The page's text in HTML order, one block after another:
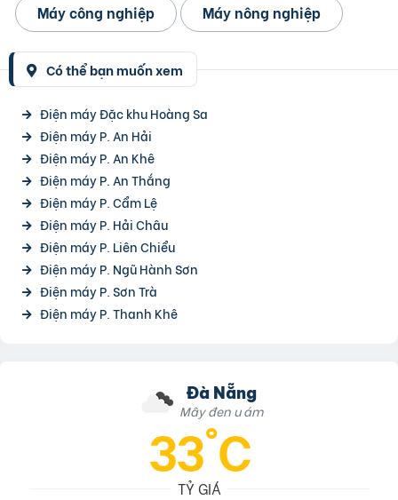
Máy công nghiệp
Máy nông nghiệp
Có thể bạn muốn xem
Điện máy Đặc khu Hoàng Sa
Điện máy P. An Hải
Điện máy P. An Khê
Điện máy P. An Thắng
Điện máy P. Cẩm Lệ
Điện máy P. Hải Châu
Điện máy P. Liên Chiểu
Điện máy P. Ngũ Hành Sơn
Điện máy P. Sơn Trà
Điện máy P. Thanh Khê
Đà Nẵng
Mây đen u ám
33°C
TỶ GIÁ